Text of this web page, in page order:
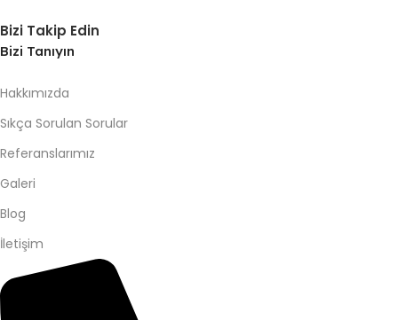
Bizi Takip Edin
Bizi Tanıyın
Hakkımızda
Sıkça Sorulan Sorular
Referanslarımız
Galeri
Blog
İletişim